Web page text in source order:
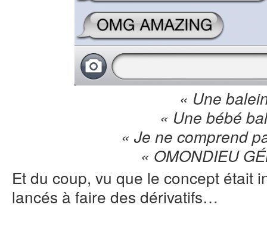
« Une
« Une bébé
« Je ne comprend
« OMONDIEU
Et du coup, vu que le concept était
lancés à faire des dérivatifs…